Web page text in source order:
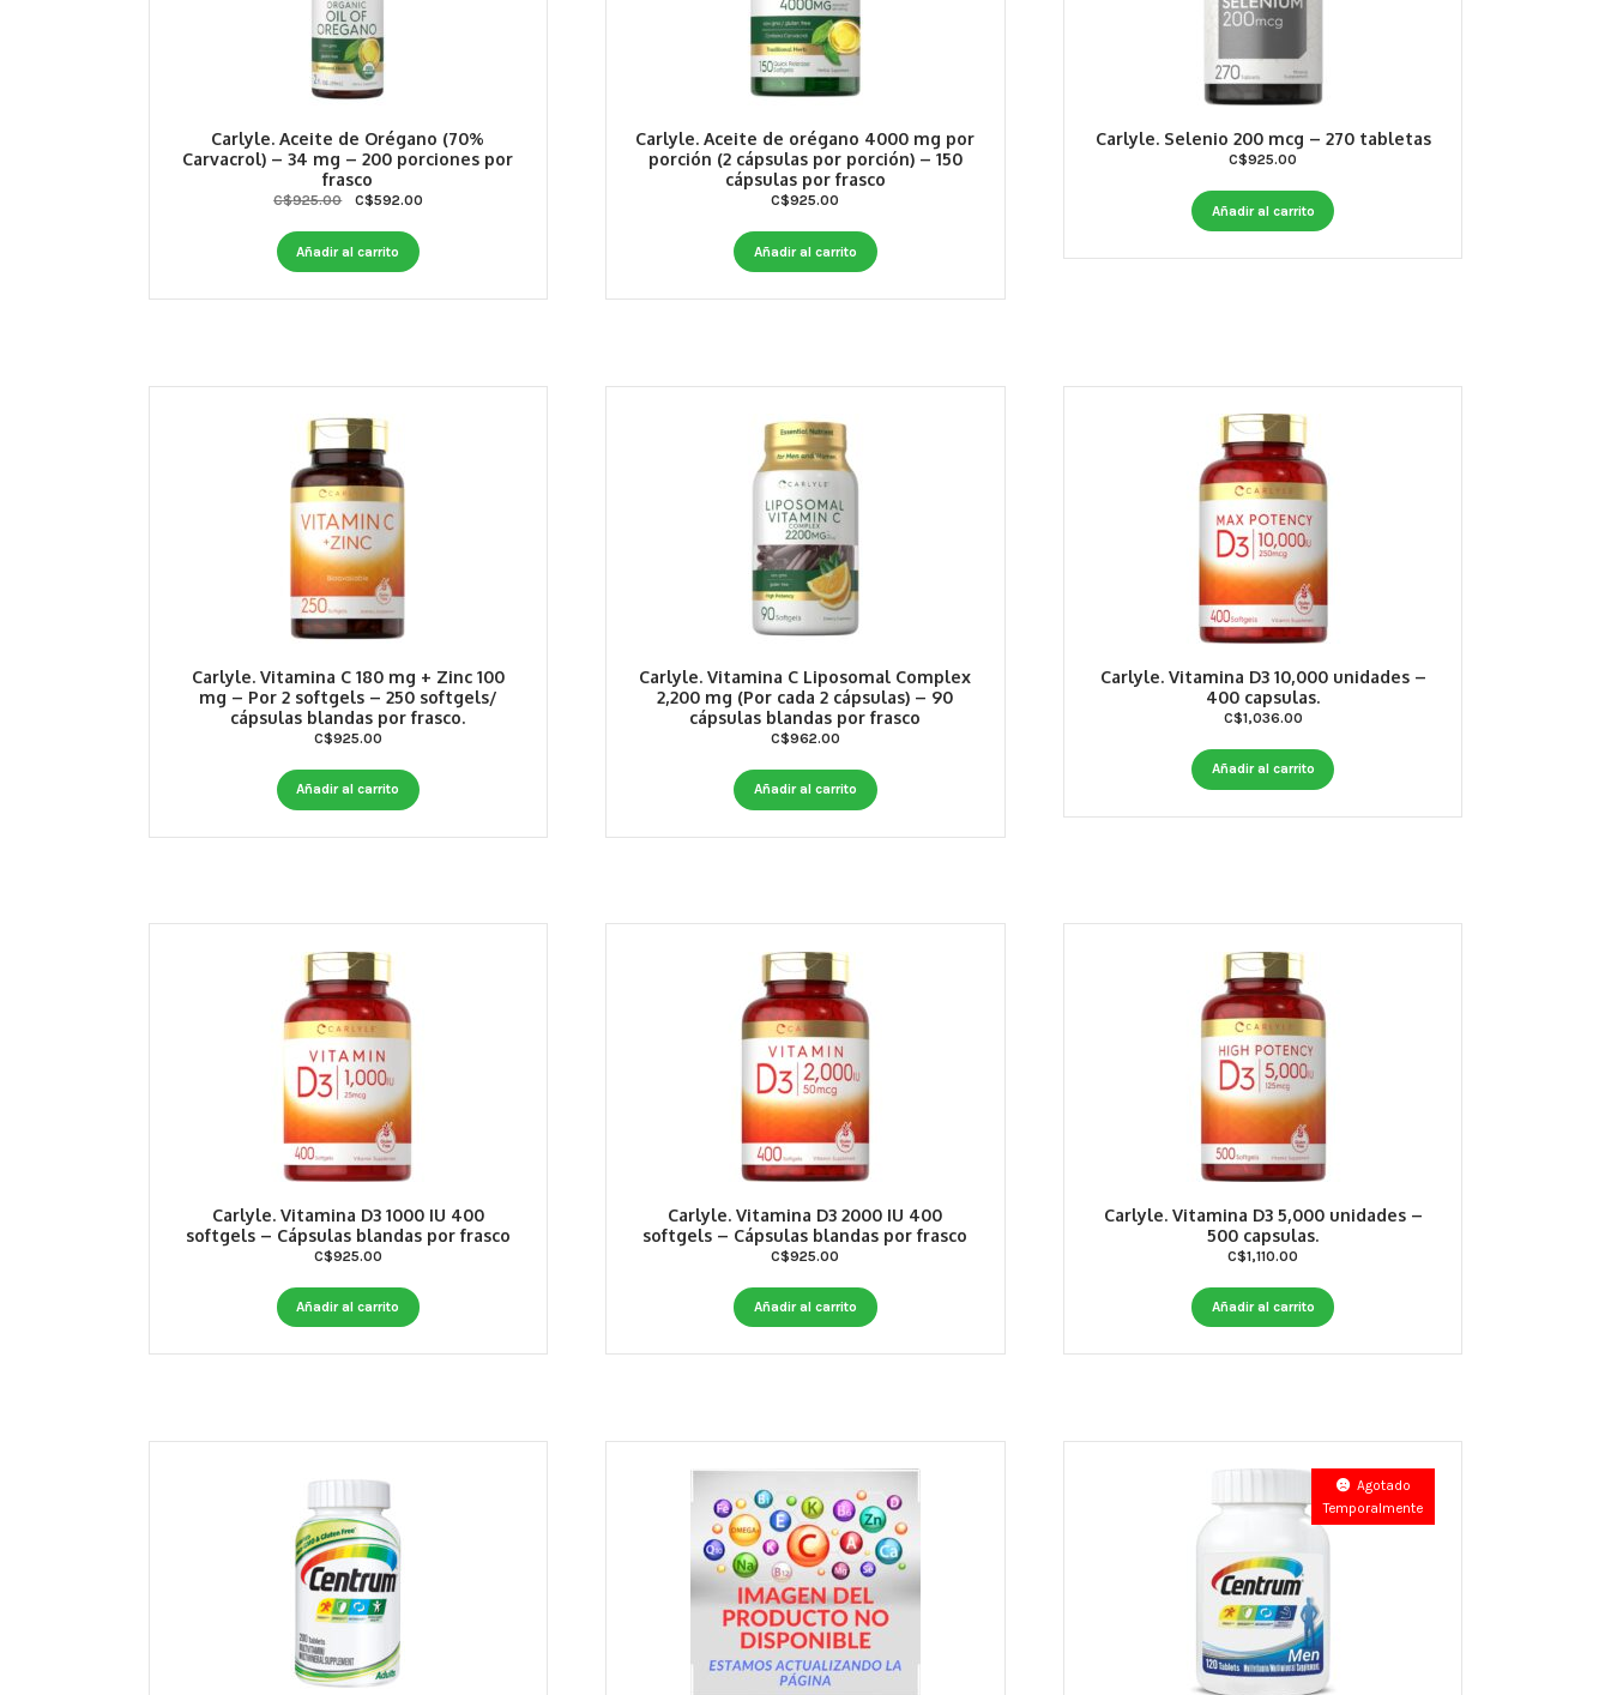
Carlyle. Aceite de Orégano (70%
Carvacrol) – 34 mg – 200 porciones por
frasco
C$925.00
Original
was:
C$925.00.
C$592.00Current
Añadir al carrito
Carlyle. Aceite de orégano 4000 mg por
porción (2 cápsulas por porción) – 150
cápsulas por frasco
C$925.00
Añadir al carrito
Carlyle. Selenio 200 mcg – 270 tabletas
C$925.00
Añadir al carrito
Carlyle. Vitamina C 180 mg + Zinc 100
mg – Por 2 softgels – 250 softgels/
cápsulas blandas por frasco.
C$925.00
Añadir al carrito
Carlyle. Vitamina C Liposomal Complex
2,200 mg (Por cada 2 cápsulas) – 90
cápsulas blandas por frasco
C$962.00
Añadir al carrito
Carlyle. Vitamina D3 10,000 unidades –
400 capsulas.
C$1,036.00
Añadir al carrito
Carlyle. Vitamina D3 1000 IU 400
softgels – Cápsulas blandas por frasco
C$925.00
Añadir al carrito
Carlyle. Vitamina D3 2000 IU 400
softgels – Cápsulas blandas por frasco
C$925.00
Añadir al carrito
Carlyle. Vitamina D3 5,000 unidades –
500 capsulas.
C$1,110.00
Añadir al carrito
Agotado
Temporalmente